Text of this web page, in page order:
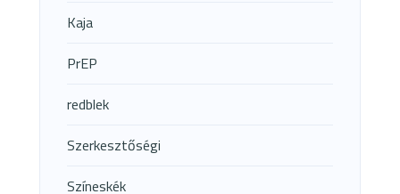
Kaja
PrEP
redblek
Szerkesztőségi
Színeskék